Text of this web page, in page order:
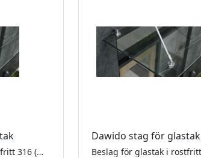
Beslag för glastak i rostfritt 316 (V4A). För laminerat säkerhetsglas 17,52 (ingår ej). Innehåller: 1 stag, 1 väggfäste och 1 glasfäste. Åtgång 1 stag per meter.
Dawido stag för glastak